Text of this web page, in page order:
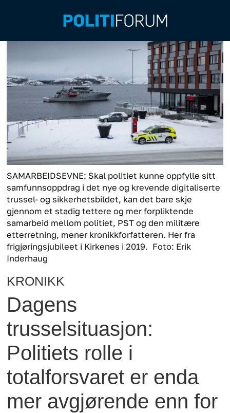
SAMARBEIDSEVNE: Skal politiet kunne oppfylle sitt
samfunnsoppdrag i det nye og krevende digitaliserte
trussel- og sikkerhetsbildet, kan det bare skje
gjennom et stadig tettere og mer forpliktende
samarbeid mellom politiet, PST og den militære
etterretning, mener kronikkforfatteren. Her fra
frigjøringsjubileet i Kirkenes i 2019. Foto: Erik
Inderhaug
KRONIKK
Dagens
trusselsituasjon:
Politiets rolle i
totalforsvaret er enda
mer avgjørende enn for